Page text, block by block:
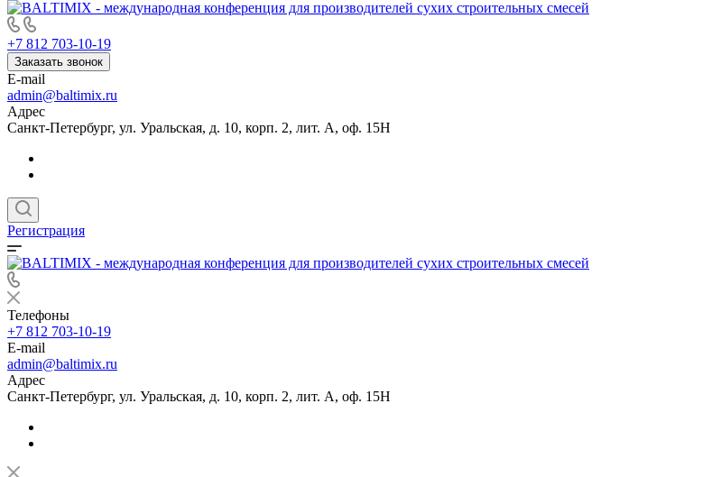
+7 812 703-10-19
Заказать звонок
E-mail
admin@baltimix.ru
Адрес
Санкт-Петербург, ул. Уральская, д. 10, корп. 2, лит. А, оф. 15Н
Регистрация
Телефоны
+7 812 703-10-19
E-mail
admin@baltimix.ru
Адрес
Санкт-Петербург, ул. Уральская, д. 10, корп. 2, лит. А, оф. 15Н